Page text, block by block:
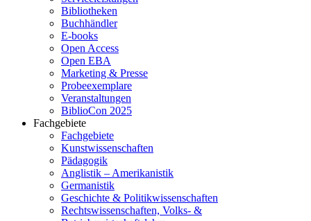
Bibliotheken
Buchhändler
E-books
Open Access
Open EBA
Marketing & Presse
Probeexemplare
Veranstaltungen
BiblioCon 2025
Fachgebiete
Fachgebiete
Kunstwissenschaften
Pädagogik
Anglistik – Amerikanistik
Germanistik
Geschichte & Politikwissenschaften
Rechtswissenschaften, Volks- &